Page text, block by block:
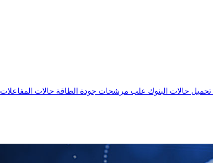
تحميل حالات البنوك علب مرشحات جودة الطاقة حالات المفاعلات